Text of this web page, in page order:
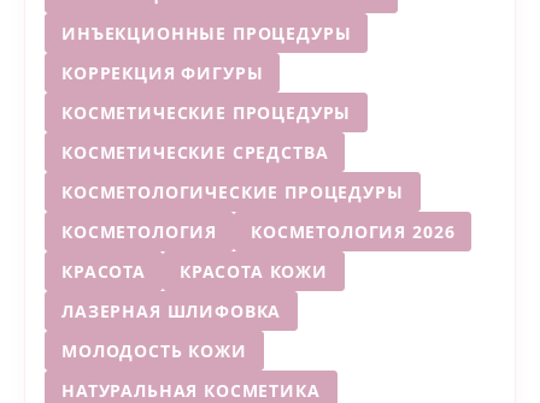
ИНЪЕКЦИОННЫЕ ПРОЦЕДУРЫ
КОРРЕКЦИЯ ФИГУРЫ
КОСМЕТИЧЕСКИЕ ПРОЦЕДУРЫ
КОСМЕТИЧЕСКИЕ СРЕДСТВА
КОСМЕТОЛОГИЧЕСКИЕ ПРОЦЕДУРЫ
КОСМЕТОЛОГИЯ
КОСМЕТОЛОГИЯ 2026
КРАСОТА
КРАСОТА КОЖИ
ЛАЗЕРНАЯ ШЛИФОВКА
МОЛОДОСТЬ КОЖИ
НАТУРАЛЬНАЯ КОСМЕТИКА